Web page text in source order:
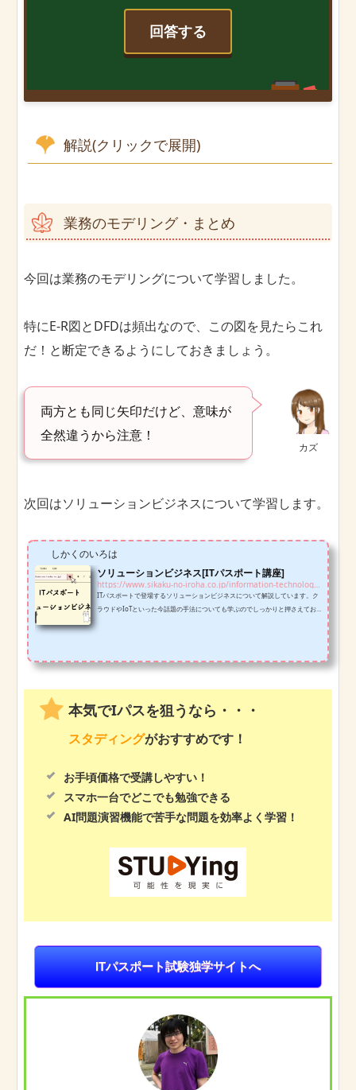
回答する
解説(クリックで展開)
業務のモデリング・まとめ
今回は業務のモデリングについて学習しました。
特にE-R図とDFDは頻出なので、この図を見たらこれ
だ！と断定できるようにしておきましょう。
カズ
両方とも同じ矢印だけど、意味が
全然違うから注意！
次回はソリューションビジネスについて学習します。
しかくのいろは
ソリューションビジネス[ITパスポート講座]
https://www.sikaku-no-iroha.co.jp/information-technology-examination/ipass/solution-business-ipass
ITパスポートで登場するソリューションビジネスについて解説しています。ク
ラウドやIoTといった今話題の手法についても学ぶのでしっかりと押さえてお
本気でIパスを狙うなら・・・
スタディングがおすすめです！
お手頃価格で受講しやすい！
スマホ一台でどこでも勉強できる
AI問題演習機能で苦手な問題を効率よく学習！
ITパスポート試験独学サイトへ